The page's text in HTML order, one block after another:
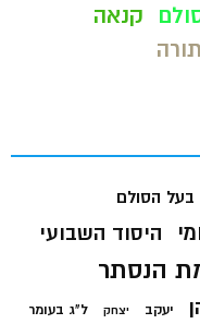
קנאה
בעל הסולם
היסוד השבועי
הנסתר
יעקב יצחק ל"ג בעומר